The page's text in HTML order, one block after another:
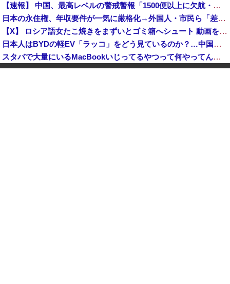
【速報】 中国、最高レベルの警戒警報「1500便以上に欠航・避難勧告が発令」
日本の永住権、年収要件が一気に厳格化→外国人・市民ら「差別だ！」と抗議
【X】 ロシア語女たこ焼きをまずいとゴミ箱へシュート 動画を公開
日本人はBYDの軽EV「ラッコ」をどう見ているのか？…中国メディア！
スタバで大量にいるMacBookいじってるやつって何やってんの？
外国人YouTuberが長崎の民家に不法侵入、「これ留守にしてるだけじゃないの？」と激怒する人が続出中